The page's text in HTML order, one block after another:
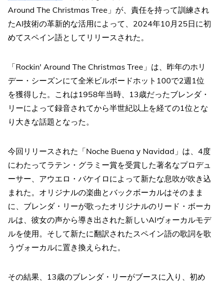
Around The Christmas Tree」が、責任を持って訓練され
たAI技術の革新的な活用によって、2024年10月25日に初
めてスペイン語としてリリースされた。
「Rockin' Around The Christmas Tree」は、昨年のホリ
デー・シーズンにて全米ビルボードホット100で2週1位
を獲得した。これは1958年当時、13歳だったブレンダ・
リーによって録音されてから半世紀以上を経ての1位とな
り大きな話題となった。
今回リリースされた「Noche Buena y Navidad」は、4度
にわたってラテン・グラミー賞を受賞した著名なプロデュ
ーサー、アウエロ・バケイロによって新たな息吹が吹き込
まれた。オリジナルの楽曲とバックボーカルはそのまま
に、ブレンダ・リーが歌ったオリジナルのリード・ボーカ
ルは、彼女の声から導き出された新しいAIヴォーカルモデ
ルを使用。そして新たに翻訳されたスペイン語の歌詞を歌
うヴォーカルに置き換えられた。
その結果、13歳のブレンダ・リーがブースに入り、初め